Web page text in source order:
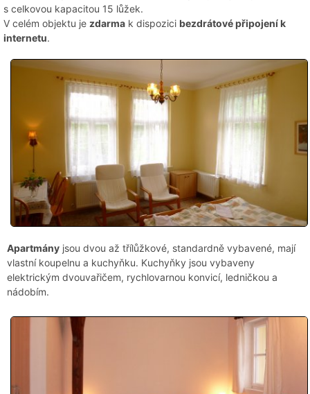
s celkovou kapacitou 15 lůžek.
V celém objektu je zdarma k dispozici bezdrátové připojení k
internetu.
Apartmány jsou dvou až třílůžkové, standardně vybavené, mají
vlastní koupelnu a kuchyňku. Kuchyňky jsou vybaveny
elektrickým dvouvařičem, rychlovarnou konvicí, ledničkou a
nádobím.